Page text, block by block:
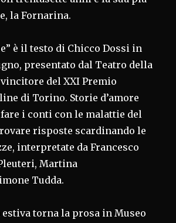
la Fornarina.
è il testo di Chicco Dossi in
presentato dal Teatro della
del XXI Premio
di Torino. Storie d’amore
i conti con le malattie del
risposte scardinando le
interpretate da Francesco
Martina
Tudda.
estiva torna la prosa in Museo